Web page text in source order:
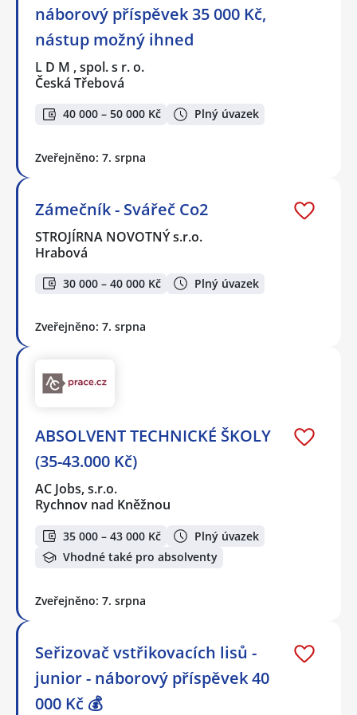
náborový příspěvek 35 000 Kč,
nástup možný ihned
L D M , spol. s r. o.
Česká Třebová
40 000 – 50 000 Kč Plný úvazek
Zveřejněno: 7. srpna
Zámečník - Svářeč Co2
STROJÍRNA NOVOTNÝ s.r.o.
Hrabová
30 000 – 40 000 Kč Plný úvazek
Zveřejněno: 7. srpna
ABSOLVENT TECHNICKÉ ŠKOLY
(35-43.000 Kč)
AC Jobs, s.r.o.
Rychnov nad Kněžnou
35 000 – 43 000 Kč
Plný úvazek
Vhodné také pro absolventy
Zveřejněno: 7. srpna
Seřizovač vstřikovacích lisů -
junior - náborový příspěvek 40
000 Kč 💰